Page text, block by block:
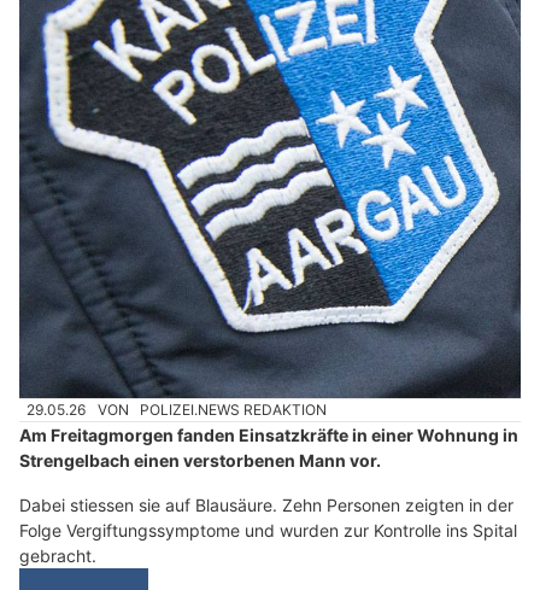
29.05.26 VON POLIZEI.NEWS REDAKTION
Am Freitagmorgen fanden Einsatzkräfte in einer Wohnung in
Strengelbach einen verstorbenen Mann vor.
Dabei stiessen sie auf Blausäure. Zehn Personen zeigten in der
Folge Vergiftungssymptome und wurden zur Kontrolle ins Spital
gebracht.